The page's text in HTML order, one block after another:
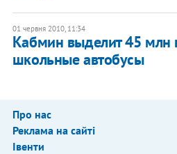
01 червня 2010, 11:34
Кабмин выделит 45 млн
школьные автобусы
Про нас
Реклама на сайті
Івенти